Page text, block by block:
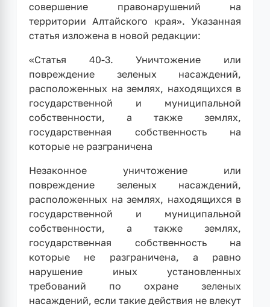
совершение правонарушений на
территории Алтайского края». Указанная
статья изложена в новой редакции:
«Статья 40-3. Уничтожение или
повреждение зеленых насаждений,
расположенных на землях, находящихся в
государственной и муниципальной
собственности, а также землях,
государственная собственность на
которые не разграничена
Незаконное уничтожение или
повреждение зеленых насаждений,
расположенных на землях, находящихся в
государственной и муниципальной
собственности, а также землях,
государственная собственность на
которые не разграничена, а равно
нарушение иных установленных
требований по охране зеленых
насаждений, если такие действия не влекут